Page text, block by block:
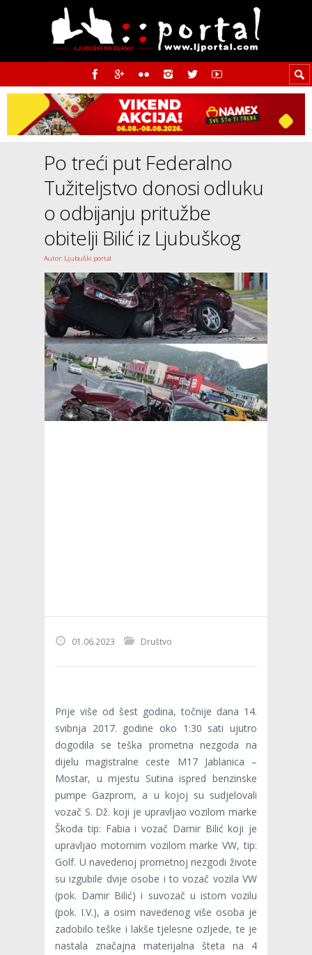
Po treći put Federalno
Tužiteljstvo donosi odluku
o odbijanju pritužbe
obitelji Bilić iz Ljubuškog
Autor: Ljubuški portal
01.06.2023 Društvo
Prije više od šest godina, točnije dana 14.
svibnja 2017. godine oko 1:30 sati ujutro
dogodila se teška prometna nezgoda na
dijelu magistralne ceste M17 Jablanica –
Mostar, u mjestu Sutina ispred benzinske
pumpe Gazprom, a u kojoj su sudjelovali
vozač S. Dž. koji je upravljao vozilom marke
Škoda tip: Fabia i vozač Damir Bilić koji je
upravljao motornim vozilom marke VW, tip:
Golf. U navedenoj prometnoj nezgodi živote
su izgubile dvije osobe i to vozač vozila VW
(pok. Damir Bilić) i suvozač u istom vozilu
(pok. I.V.), a osim navedenog više osoba je
zadobilo teške i lakše tjelesne ozljede, te je
nastala značajna materijalna šteta na 4